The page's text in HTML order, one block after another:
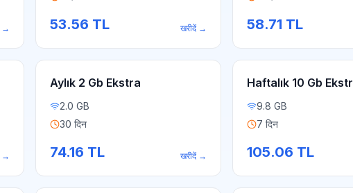
→ 53.56 TL खरीदें → 58.71 TL
→
Aylık 2 Gb Ekstra
2.0 GB
30 दिन
74.16 TL खरीदें →
Haftalık 10 Gb
9.8 GB
7 दिन
105.06 TL